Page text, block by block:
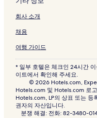
링
회사 소개
채용
여행 가이드
* 일부 호텔은 체크인 24시간
이트에서 확인해 주세요.
© 2026 Hotels.com,
Hotels.com 및 Hotels.com 로
Hotels.com, LP의 상표 또는 등
권자의 자산입니다.
분쟁 해결: 전화: 82-3480-